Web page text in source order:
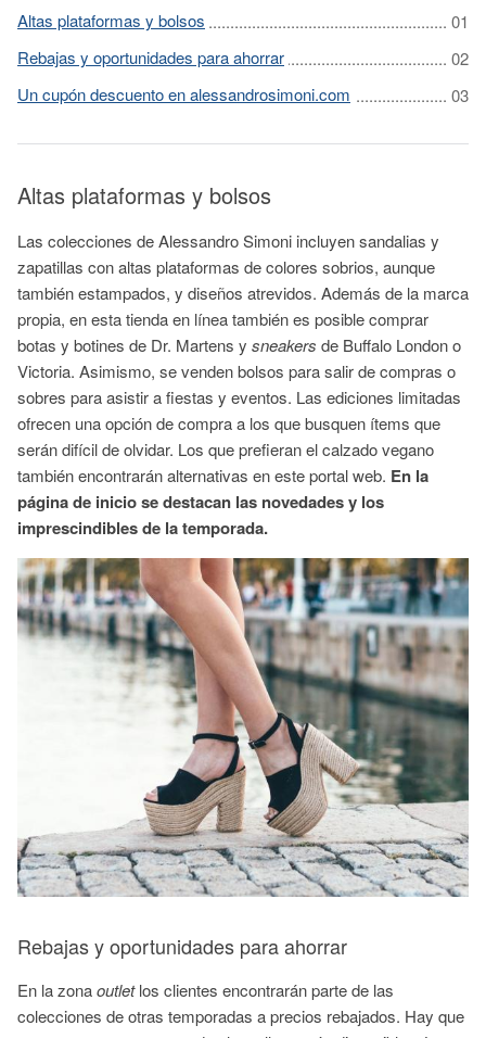
Altas plataformas y bolsos
Rebajas y oportunidades para ahorrar
Un cupón descuento en alessandrosimoni.com
Altas plataformas y bolsos
Las colecciones de Alessandro Simoni incluyen sandalias y
zapatillas con altas plataformas de colores sobrios, aunque
también estampados, y diseños atrevidos. Además de la marca
propia, en esta tienda en línea también es posible comprar
botas y botines de Dr. Martens y sneakers de Buffalo London o
Victoria. Asimismo, se venden bolsos para salir de compras o
sobres para asistir a fiestas y eventos. Las ediciones limitadas
ofrecen una opción de compra a los que busquen ítems que
serán difícil de olvidar. Los que prefieran el calzado vegano
también encontrarán alternativas en este portal web. En la
página de inicio se destacan las novedades y los
imprescindibles de la temporada.
Rebajas y oportunidades para ahorrar
En la zonaoutletlos clientes encontrarán parte de las
colecciones de otras temporadas a precios rebajados. Hay que